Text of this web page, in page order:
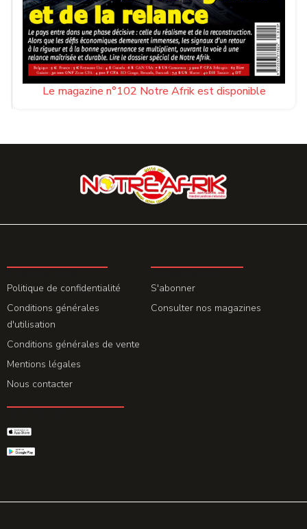
Le magazine n°102 Notre Afrik est disponible
Politique de confidentialité
Conditions générales
d'utilisation
Conditions générales de vente
Mentions légales
Nous contacter
S'abonner
Consulter nos magazines